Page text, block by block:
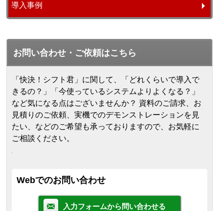
導入事例
お問い合わせ・ご依頼はこちら
「快決！シフト君」に関して、「どれくらいで導入で
きるの？」「今使っているシステムよりよくなる？」
など気になる点はございませんか？ 資料のご請求、お
見積りのご依頼、実機でのデモンストレーションを見
たい、などのご希望も承っておりますので、お気軽に
ご相談ください。
Webでのお問い合わせ
入力フォームから問い合わせる